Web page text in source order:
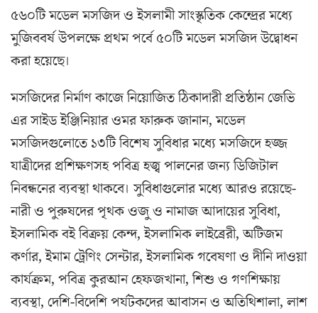
৫৬০টি মডেল মসজিদ ও ইসলামী সাংস্কৃতিক কেন্দ্রের মধ্যে
মুজিববর্ষ উপলক্ষে প্রথম পর্বে ৫০টি মডেল মসজিদ উদ্বোধন
করা হয়েছে।
মসজিদের নির্মাণ কাজে নিয়োজিত ঠিকাদারী প্রতিষ্ঠান জেভি
এর সাইড ইঞ্জিনিয়ার ওমর ফারুক জানান, মডেল
মসজিদগুলোতে ১৩টি বিশেষ সুবিধার মধ্যে মসজিদে হজ্জ
যাত্রীদের প্রশিক্ষণসহ পবিত্র হজ্ব পালনের জন্য ডিজিটাল
নিবন্ধনের ব্যবস্থা থাকবে। সুবিধাগুলোর মধ্যে আরও রয়েছে-
নারী ও পুরুষদের পৃথক ওজু ও নামাজ আদায়ের সুবিধা,
ইসলামিক বই বিক্রয় কেন্দ, ইসলামিক লাইব্রেরী, অটিজম
কর্ণার, ইমাম ট্রেণিং সেন্টার, ইসলামিক গবেষণা ও দীনি দাওয়া
কার্যক্রম, পবিত্র কুরআন হেফজখানা, শিশু ও গণশিক্ষায়
ব্যবস্থা, দেশি-বিদেশি পর্যটকদের আবাসন ও অতিথিশালা, লাশ